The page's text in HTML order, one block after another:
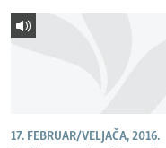
17. FEBRUAR/VELJAČA, 2016.